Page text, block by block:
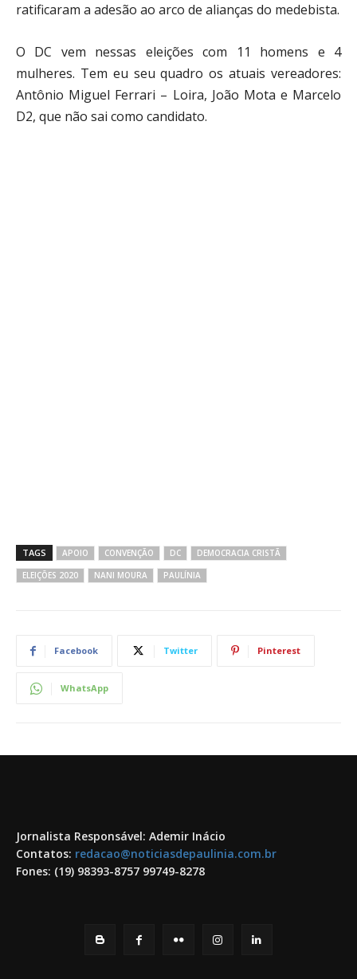
ratificaram a adesão ao arco de alianças do medebista.
O DC vem nessas eleições com 11 homens e 4
mulheres. Tem eu seu quadro os atuais vereadores:
Antônio Miguel Ferrari – Loira, João Mota e Marcelo
D2, que não sai como candidato.
TAGS APOIO CONVENÇÃO DC
DEMOCRACIA CRISTÃ
ELEIÇÕES 2020
NANI MOURA PAULÍNIA
Facebook Twitter Pinterest
WhatsApp
Jornalista Responsável: Ademir Inácio
Contatos: redacao@noticiasdepaulinia.com.br
Fones: (19) 98393-8757 99749-8278